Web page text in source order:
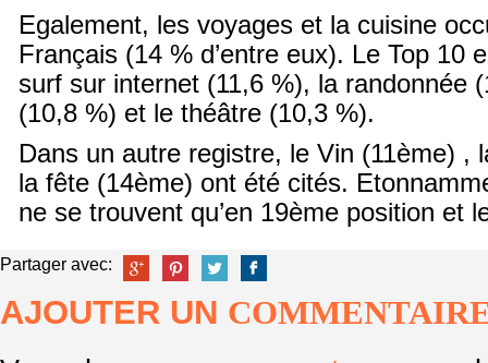
Egalement, les voyages et la cuisine
Français (14 % d’entre eux). Le Top 10
surf sur internet (11,6 %), la randonnée
(10,8 %) et le théâtre (10,3 %).
Dans un autre registre, le Vin (11ème) ,
la fête (14ème) ont été cités.
ne se trouvent qu’en 19ème position et
Partager avec:
AJOUTER UN